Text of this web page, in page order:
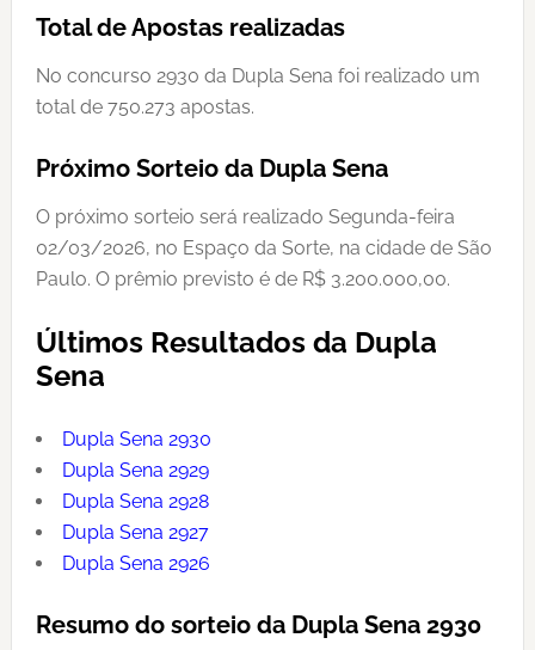
Total de Apostas realizadas
No concurso 2930 da Dupla Sena foi realizado um
total de 750.273 apostas.
Próximo Sorteio da Dupla Sena
O próximo sorteio será realizado Segunda-feira
02/03/2026, no Espaço da Sorte, na cidade de São
Paulo. O prêmio previsto é de R$ 3.200.000,00.
Últimos Resultados da Dupla
Sena
Dupla Sena 2930
Dupla Sena 2929
Dupla Sena 2928
Dupla Sena 2927
Dupla Sena 2926
Resumo do sorteio da Dupla Sena 2930